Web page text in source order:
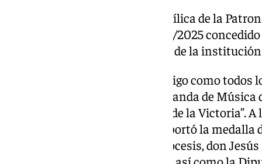
La procesión de regreso a la Basílica de la
partida de este año jubilar 2024/2025
con motivo del 150º aniversario de la
La jornada del domingo fue testigo como todos
antes, y en pasacalles, llegó la Banda de
interpretó “Málaga, a su Virgen de la Victoria”.
estacional en la que la imagen portó la medalla
presidida por el Obispo de la Diócesis, don